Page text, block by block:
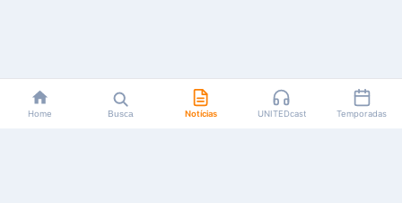
Home Busca Notícias UNITEDcast Temporadas